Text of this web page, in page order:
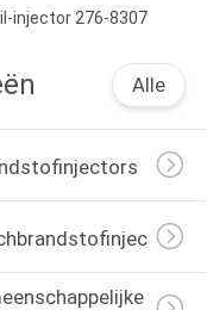
injector 276-8307
Alle